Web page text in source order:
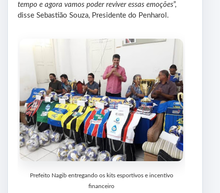
tempo e agora vamos poder reviver essas emoções”,
disse Sebastião Souza, Presidente do Penharol.
Prefeito Nagib entregando os kits esportivos e incentivo
financeiro